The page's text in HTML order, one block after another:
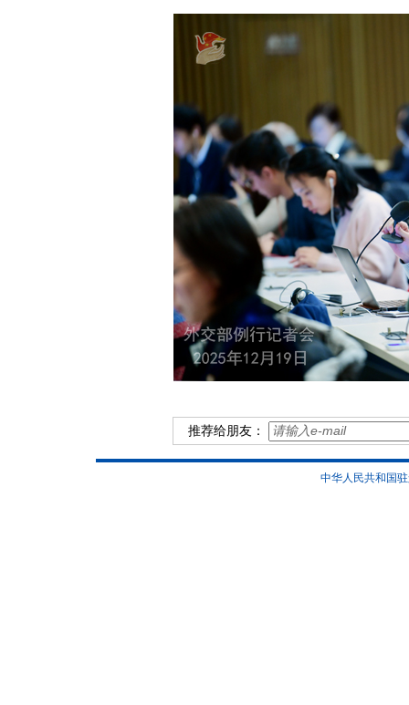
推荐给朋友：
中华人民共和国